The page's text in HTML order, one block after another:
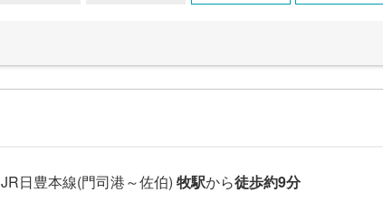
JR日豊本線(門司港～佐伯) 牧駅から徒歩約9分